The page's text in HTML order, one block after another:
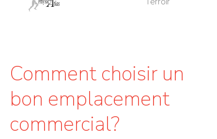
Comment choisir un
bon emplacement
commercial?